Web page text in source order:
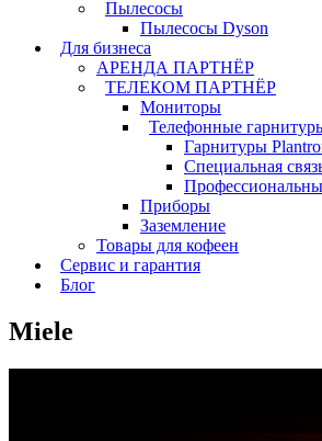
Пылесосы
Пылесосы Dyson
Для бизнеса
АРЕНДА ПАРТНЁР
ТЕЛЕКОМ ПАРТНЁР
Мониторы
Телефонные
Гарнитуры
Специальная
Приборы
Заземление
Товары для кофеен
Сервис и гарантия
Блог
Miele